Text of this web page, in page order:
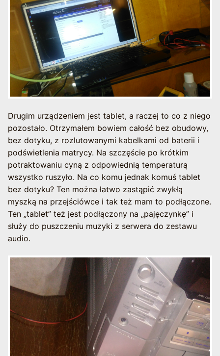
Drugim urządzeniem jest tablet, a raczej to co z niego
pozostało. Otrzymałem bowiem całość bez obudowy,
bez dotyku, z rozlutowanymi kabelkami od baterii i
podświetlenia matrycy. Na szczęście po krótkim
potraktowaniu cyną z odpowiednią temperaturą
wszystko ruszyło. Na co komu jednak komuś tablet
bez dotyku? Ten można łatwo zastąpić zwykłą
myszką na przejściówce i tak też mam to podłączone.
Ten „tablet” też jest podłączony na „pajęczynkę” i
służy do puszczeniu muzyki z serwera do zestawu
audio.